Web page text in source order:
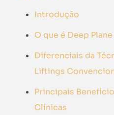
Introdução
O que é Deep
Diferenciais da
Liftings
Principais
Clínicas